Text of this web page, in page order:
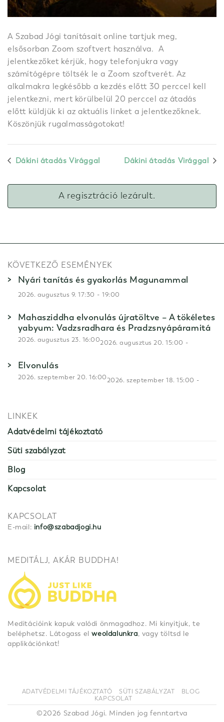
A Szabad Jógi tanításait online tartjuk meg,
elsősorban Zoom szoftvert használva. A
jelentkezőket kérjük, hogy telefonjukra vagy
számítógépre töltsék le a Zoom szoftverét. Az
alkalmakra legkésőbb a kezdés előtt 30 perccel kell
jelentkezni, mert körülbelül 20 perccel az átadás
előtt küldjük ki az aktuális linket a jelentkezőknek.
Köszönjük rugalmasságotokat!
Dákini átadás Virággal Dákini átadás Virággal
A regisztráció lezárult.
KÖVETKEZŐ ESEMÉNYEK
Nyári tanítás és gyakorlás Magunammal
2026. augusztus 9. 17:30 -19:00
Mahasziddha elvonulás újratöltve – A tökéletes
yabyum: Vadzsradhara és Pradzsnyápáramitá
2026. augusztus 20. 15:00 -
2026. augusztus 23. 16:00
Elvonulás
2026. szeptember 18. 15:00 -
2026. szeptember 20. 16:00
LINKEK
Adatvédelmi tájékoztató
Süti szabályzat
Blog
Kapcsolat
KAPCSOLAT
E-mail: info@szabadjogi.hu
MEDITÁLJ, AKÁR BUDDHA!
Meditációink kapuk valódi önmagadhoz. Mi kinyitjuk, te
beléphetsz. Látogass elweoldalunkra, vagy töltsd le
applikációnkat!
ADATVÉDELMI TÁJÉKOZTATÓ SÜTI SZABÁLYZAT
BLOG
KAPCSOLAT
©2026 Szabad Jógi. Minden jog fenntartva